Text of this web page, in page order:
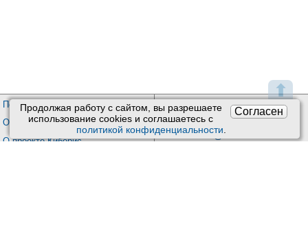
⬆
Согласен
Продолжая работу с сайтом, вы разрешаете
использование сookies и соглашаетесь с
политикой конфиденциальности.
Пользовательское соглашение
Обработка персональных данных
О проекте Киберис
Техподдержка:
Обратная связь
Почта:kiberis@mail.ru